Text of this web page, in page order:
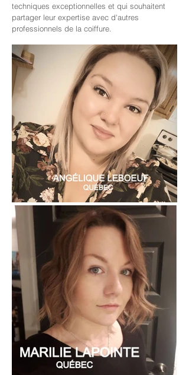
techniques exceptionnelles et qui souhaitent
partager leur expertise avec d'autres
professionnels de la coiffure.